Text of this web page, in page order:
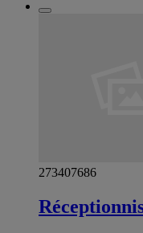
273407686